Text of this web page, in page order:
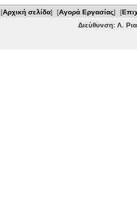
[Αρχική σελίδα] [Αγορά Εργασίας] [
Διεύθυνση: Λ.